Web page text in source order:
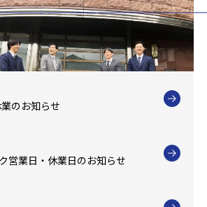
のお知らせ
営業日・休業日のお知らせ